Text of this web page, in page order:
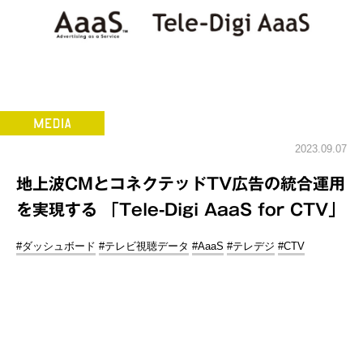
2023.09.07
地上波CMとコネクテッドTV広告の統合運用
を実現する 「Tele-Digi AaaS for CTV」
#ダッシュボード #テレビ視聴データ #AaaS #テレデジ #CTV